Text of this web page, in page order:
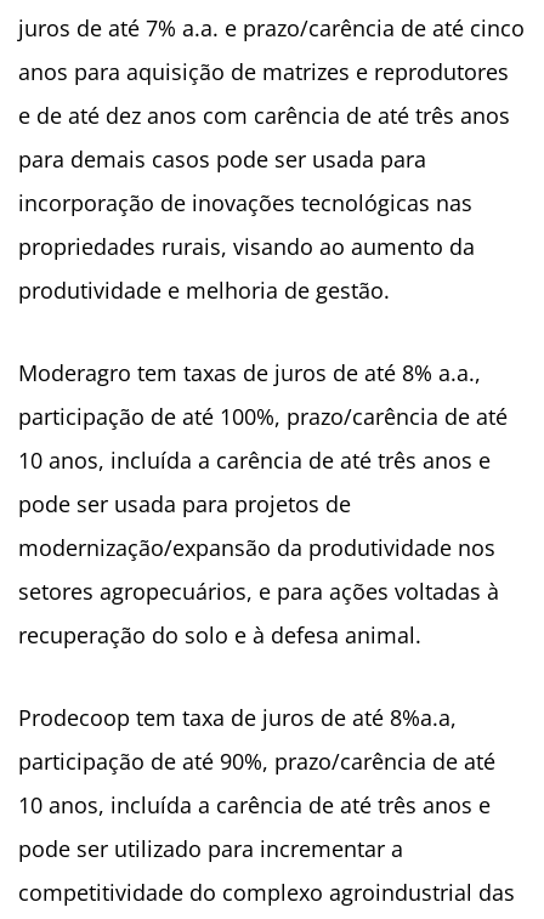
juros de até 7% a.a. e prazo/carência de até cinco
anos para aquisição de matrizes e reprodutores
e de até dez anos com carência de até três anos
para demais casos pode ser usada para
incorporação de inovações tecnológicas nas
propriedades rurais, visando ao aumento da
produtividade e melhoria de gestão.
Moderagro tem taxas de juros de até 8% a.a.,
participação de até 100%, prazo/carência de até
10 anos, incluída a carência de até três anos e
pode ser usada para projetos de
modernização/expansão da produtividade nos
setores agropecuários, e para ações voltadas à
recuperação do solo e à defesa animal.
Prodecoop tem taxa de juros de até 8%a.a,
participação de até 90%, prazo/carência de até
10 anos, incluída a carência de até três anos e
pode ser utilizado para incrementar a
competitividade do complexo agroindustrial das